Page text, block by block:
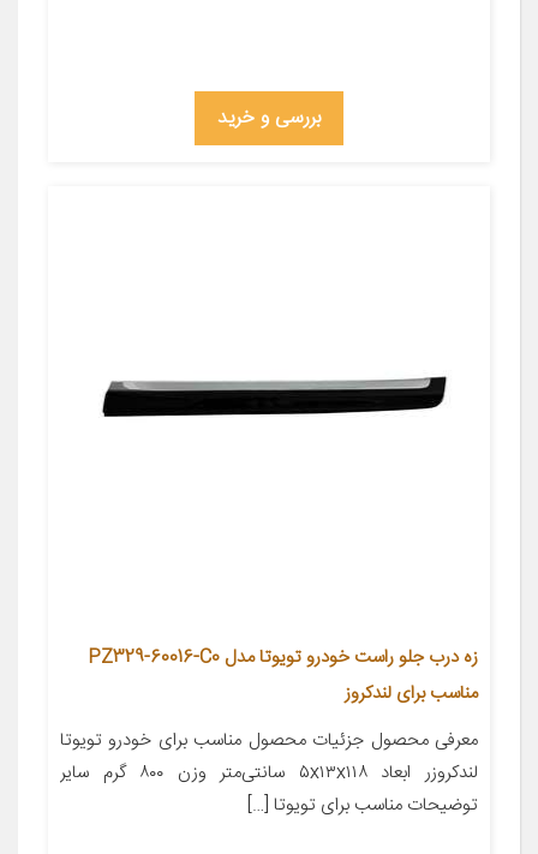
بررسی و خرید
زه درب جلو راست خودرو تویوتا مدل PZ329-60016-C0
مناسب برای لندکروز
معرفی محصول جزئیات محصول مناسب برای خودرو تویوتا
لندکروزر ابعاد ۵x۱۳x۱۱۸ سانتی‌متر وزن ۸۰۰ گرم سایر
توضیحات مناسب برای تویوتا […]